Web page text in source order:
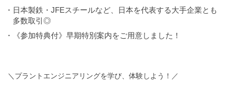
・日本製鉄・JFEスチールなど、日本を代表する大手企業とも
多数取引◎
・《参加特典付》早期特別案内をご用意しました！
＼プラントエンジニアリングを学び、体験しよう！／